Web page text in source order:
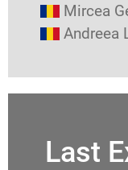
Mircea
Andreea
Last